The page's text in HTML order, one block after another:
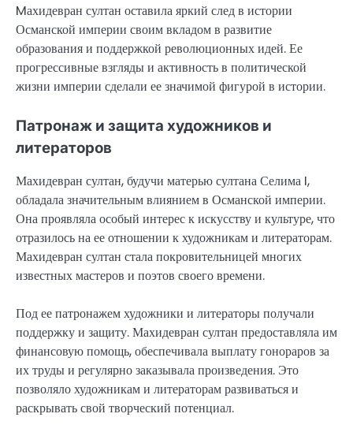
Mахидевран султан оставила яркий след в истории
Османской империи своим вкладом в развитие
образования и поддержкой революционных идей. Ее
прогрессивные взгляды и активность в политической
жизни империи сделали ее значимой фигурой в истории.
Патронаж и защита художников и
литераторов
Махидевран султан, будучи матерью султана Селима I,
обладала значительным влиянием в Османской империи.
Она проявляла особый интерес к искусству и культуре, что
отразилось на ее отношении к художникам и литераторам.
Махидевран султан стала покровительницей многих
известных мастеров и поэтов своего времени.
Под ее патронажем художники и литераторы получали
поддержку и защиту. Махидевран султан предоставляла им
финансовую помощь, обеспечивала выплату гонораров за
их труды и регулярно заказывала произведения. Это
позволяло художникам и литераторам развиваться и
раскрывать свой творческий потенциал.